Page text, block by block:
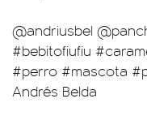
@andriusbel
#bebitofiufiu
#perro #mascota
Andrés Belda